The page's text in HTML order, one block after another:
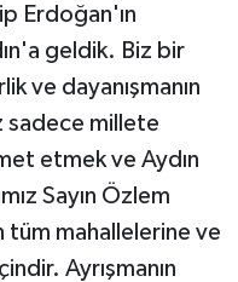
Erdoğan'ın
geldik. Biz bir
ve dayanışmanın
sadece millete
etmek ve Aydın
Sayın Özlem
tüm mahallelerine ve
Ayrışmanın